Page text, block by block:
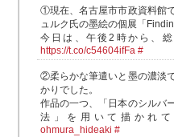
①現在、名古屋市市政資料館
ュルク氏の墨絵の個展「
今日は、午後2時から、
https://t.co/c54604ifFa #
②柔らかな筆遣いと墨の濃淡
かりでした。
作品の一つ、「日本のシルバ
法」を用いて描かれ
ohmura_hideaki #